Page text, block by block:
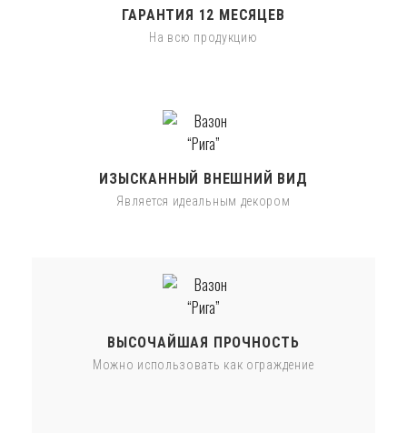
ГАРАНТИЯ 12 МЕСЯЦЕВ
На всю продукцию
ИЗЫСКАННЫЙ ВНЕШНИЙ ВИД
Является идеальным декором
ВЫСОЧАЙШАЯ ПРОЧНОСТЬ
Можно использовать как ограждение